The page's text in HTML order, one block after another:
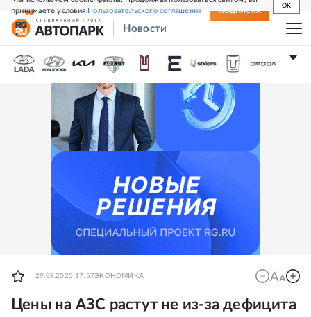
принимаете условияПользовательского соглашения
OK
СВЕЖИЙ НОМЕР ПОДПИСКА
Новости
29.09.2025 17:57ЭКОНОМИКА
Цены на АЗС растут не из-за дефицита